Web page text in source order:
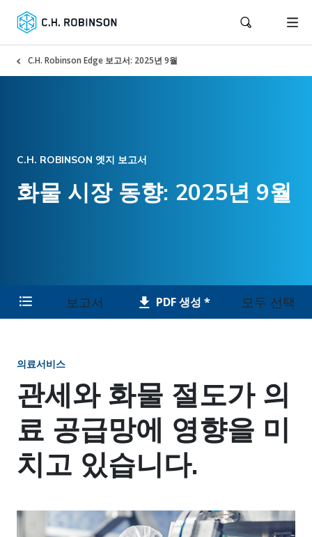
C.H. Robinson Edge 보고서: 2025년 9월
C.H. ROBINSON 엣지 보고서
화물 시장 동향: 2025년 9월
보고서 PDF 생성 * 모두 선택
의료서비스
관세와 화물 절도가 의
료 공급망에 영향을 미
치고 있습니다.